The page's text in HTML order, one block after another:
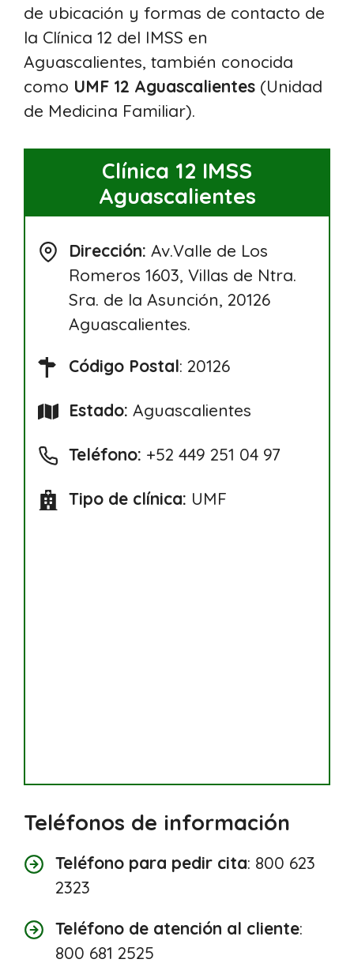
de ubicación y formas de contacto de
la Clínica 12 del IMSS en
Aguascalientes, también conocida
como UMF 12 Aguascalientes (Unidad
de Medicina Familiar).
Clínica 12 IMSS
Aguascalientes
Dirección: Av.Valle de Los
Romeros 1603, Villas de Ntra.
Sra. de la Asunción, 20126
Aguascalientes.
Código Postal: 20126
Estado: Aguascalientes
Teléfono: +52 449 251 04 97
Tipo de clínica: UMF
Teléfonos de información
Teléfono para pedir cita: 800 623
2323
Teléfono de atención al cliente:
800 681 2525